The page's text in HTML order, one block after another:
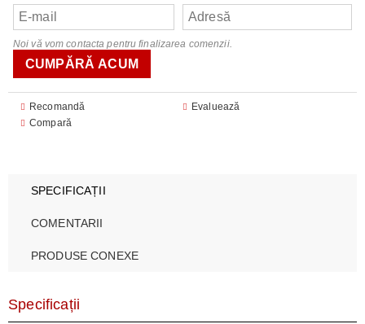
Noi vă vom contacta pentru finalizarea comenzii.
Recomandă
Evaluează
Compară
SPECIFICAȚII
COMENTARII
PRODUSE CONEXE
Specificații